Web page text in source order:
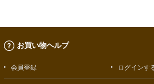
お買い物ヘルプ
会員登録 ログインす